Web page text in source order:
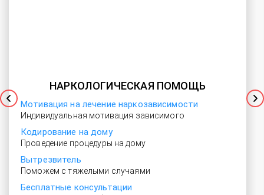
НАРКОЛОГИЧЕСКАЯ ПОМОЩЬ
Мотивация на лечение наркозависимости
Индивидуальная мотивация зависимого
Кодирование на дому
Проведение процедуры на дому
Вытрезвитель
Поможем с тяжелыми случаями
Бесплатные консультации